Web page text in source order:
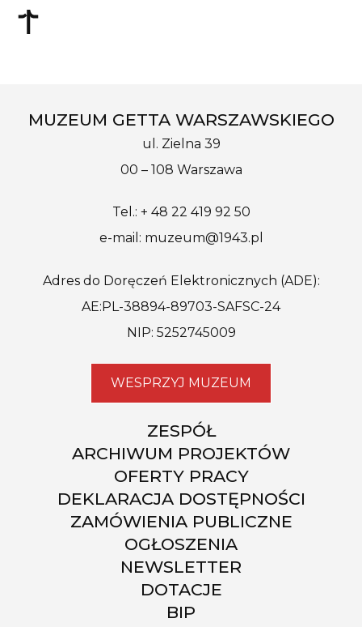
MUZEUM GETTA WARSZAWSKIEGO
ul. Zielna 39
00 – 108 Warszawa
Tel.: + 48 22 419 92 50
e-mail: muzeum@1943.pl
Adres do Doręczeń Elektronicznych (ADE):
AE:PL-38894-89703-SAFSC-24
NIP: 5252745009
WESPRZYJ MUZEUM
ZESPÓŁ
ARCHIWUM PROJEKTÓW
OFERTY PRACY
DEKLARACJA DOSTĘPNOŚCI
ZAMÓWIENIA PUBLICZNE
OGŁOSZENIA
NEWSLETTER
DOTACJE
BIP